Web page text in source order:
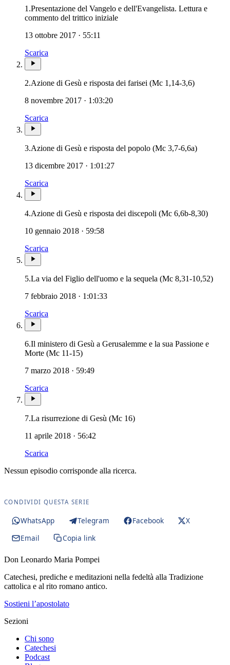
1.Presentazione del Vangelo e dell'Evangelista. Lettura e
commento del trittico iniziale
13 ottobre 2017 · 55:11
Scarica
2.Azione di Gesù e risposta dei farisei (Mc 1,14-3,6)
8 novembre 2017 · 1:03:20
Scarica
3.Azione di Gesù e risposta del popolo (Mc 3,7-6,6a)
13 dicembre 2017 · 1:01:27
Scarica
4.Azione di Gesù e risposta dei discepoli (Mc 6,6b-8,30)
10 gennaio 2018 · 59:58
Scarica
5.La via del Figlio dell'uomo e la sequela (Mc 8,31-10,52)
7 febbraio 2018 · 1:01:33
Scarica
6.Il ministero di Gesù a Gerusalemme e la sua Passione e
Morte (Mc 11-15)Novissimi · Giudizio · Inferno · Paradiso ·
7 marzo 2018 · 59:49
Scarica
7.La risurrezione di Gesù (Mc 16)
11 aprile 2018 · 56:42
Scarica
Nessun episodio corrisponde alla ricerca.
CONDIVIDI QUESTA SERIE
WhatsApp Telegram Facebook
X
Email
Copia link
Don Leonardo Maria Pompei
Catechesi, prediche e meditazioni nella fedeltà alla Tradizione
cattolica e al rito romano antico.
Sostieni l’apostolato
Sezioni
Chi sono
Catechesi
Podcast